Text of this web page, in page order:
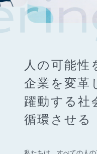
人の可能性
企業を変革
躍動する社
循環させる